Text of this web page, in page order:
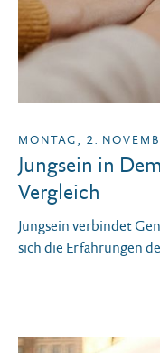
MONTAG, 2.
Jungsein in
Vergleich
Jungsein verbindet
sich die Erfahrungen